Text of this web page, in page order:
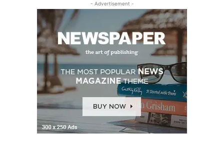
- Advertisement -